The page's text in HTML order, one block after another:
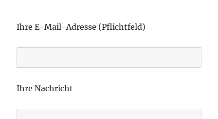
i
e
a
s
Ihre E-Mail-Adresse (Pflichtfeld)
Ihre Nachricht